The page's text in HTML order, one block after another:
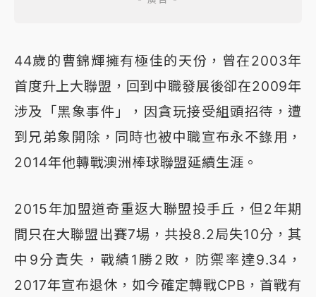
44歲的曹錦輝擁有極佳的天份，曾在2003年
首度升上大聯盟，回到中職發展後卻在2009年
涉及「黑象事件」，因貪玩接受組頭招待，遭
到兄弟象開除，同時也被中職宣布永不錄用，
2014年他轉戰澳洲棒球聯盟延續生涯。
2015年加盟道奇重返大聯盟投手丘，但2年期
間只在大聯盟出賽7場，共投8.2局失10分，其
中9分責失，戰績1勝2敗，防禦率達9.34，
2017年宣布退休，如今確定轉戰CPB，首戰有